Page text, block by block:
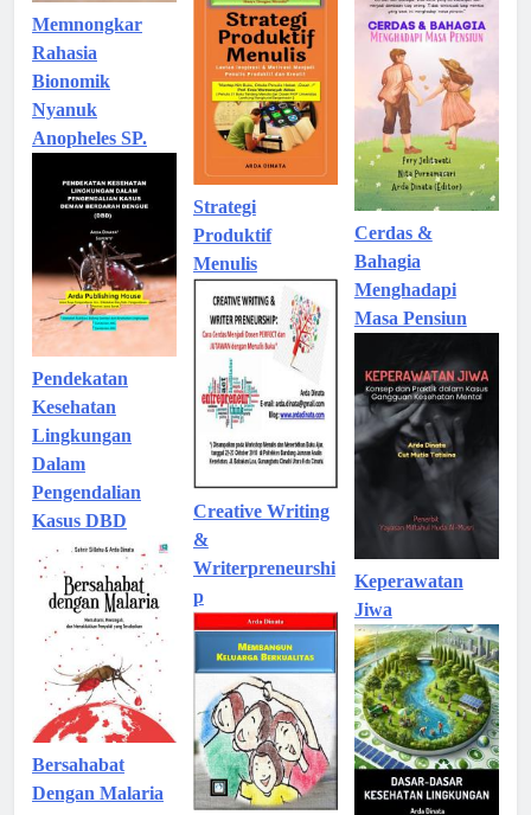
Memnongkar
Rahasia
Bionomik
Nyanuk
Anopheles SP.
Pendekatan
Kesehatan
Lingkungan
Dalam
Pengendalian
Kasus DBD
Bersahabat
Dengan Malaria
Strategi
Produktif
Menulis
Creative Writing
&
Writerpreneurshi
p
Cerdas &
Bahagia
Menghadapi
Masa Pensiun
Keperawatan
Jiwa